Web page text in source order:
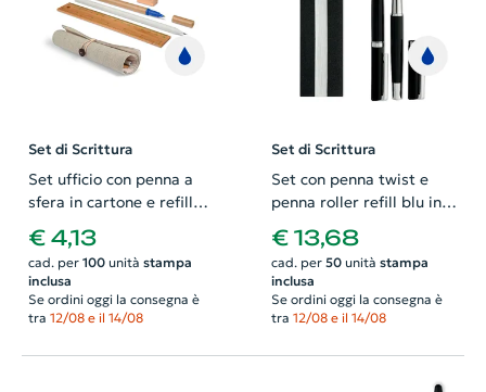
Set di Scrittura
Set ufficio con penna a
sfera in cartone e refill
blu in astuccio di cotone
e juta con chiusura a
bottone
€ 4,13
cad. per 100unità stampa
inclusa
Se ordini oggi la consegna è
tra 12/08 e il 14/08
Set di Scrittura
Set con penna twist e
penna roller refill blu in
confezione regalo
€ 13,68
cad. per 50unità stampa
inclusa
Se ordini oggi la consegna è
tra 12/08 e il 14/08